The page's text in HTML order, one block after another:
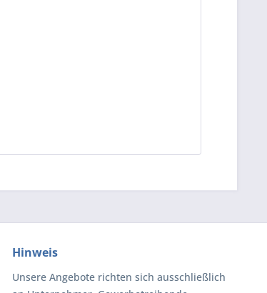
Hinweis
Unsere Angebote richten sich ausschließlich